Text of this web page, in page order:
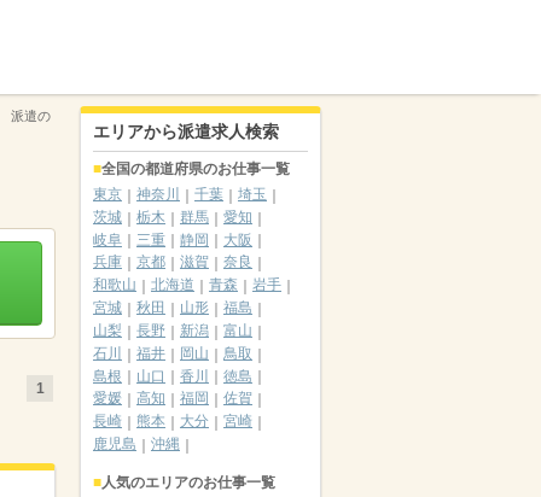
派遣の
1
エリアから派遣求人検索
全国の都道府県のお仕事一覧
東京
神奈川 千葉
埼玉
茨城
栃木 群馬
愛知
岐阜
三重 静岡
大阪
兵庫
京都 滋賀
奈良
和歌山
北海道 青森
岩手
宮城
秋田 山形
福島
山梨
長野 新潟
富山
石川
福井 岡山
鳥取
島根
山口 香川
徳島
愛媛
高知 福岡
佐賀
長崎
熊本 大分
宮崎
鹿児島
沖縄
人気のエリアのお仕事一覧